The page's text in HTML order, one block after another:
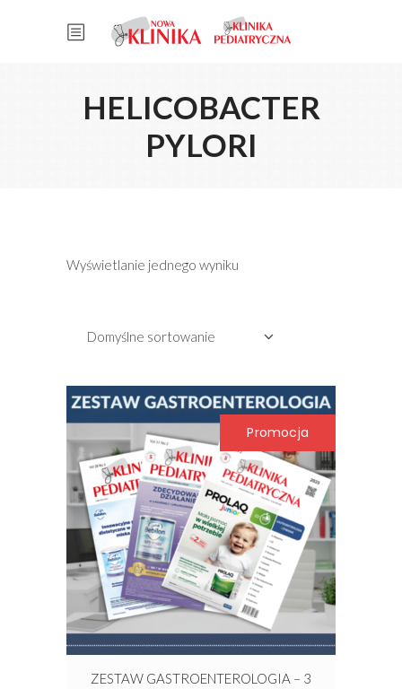
HELICOBACTER
PYLORI
Wyświetlanie jednego wyniku
Domyślne sortowanie
Promocja
ZESTAW GASTROENTEROLOGIA – 3